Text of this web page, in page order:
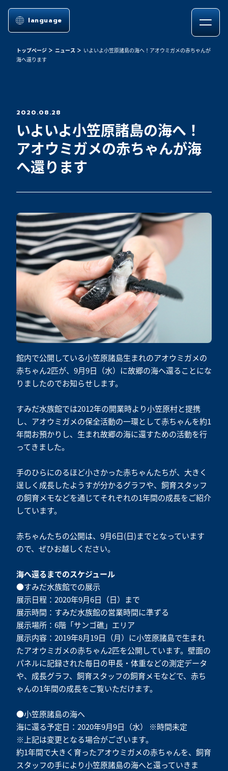
language
トップページ ニュース
いよいよ小笠原諸島の海へ！アオウミガメの赤ちゃんが
海へ還ります
2020.08.28
いよいよ小笠原諸島の海へ！
アオウミガメの赤ちゃんが海
へ還ります
館内で公開している小笠原諸島生まれのアオウミガメの
赤ちゃん2匹が、9月9日（水）に故郷の海へ還ることにな
りましたのでお知らせします。
すみだ水族館では2012年の開業時より小笠原村と提携
し、アオウミガメの保全活動の一環として赤ちゃんを約1
年間お預かりし、生まれ故郷の海に還すための活動を行
ってきました。
手のひらにのるほど小さかった赤ちゃんたちが、大きく
逞しく成長したようすが分かるグラフや、飼育スタッフ
の飼育メモなどを通じてそれぞれの1年間の成長をご紹介
しています。
赤ちゃんたちの公開は、9月6日(日)までとなっています
ので、ぜひお越しください。
海へ還るまでのスケジュール
●すみだ水族館での展示
展示日程：2020年9月6日（日）まで
展示時間：すみだ水族館の営業時間に準ずる
展示場所：6階「サンゴ礁」エリア
展示内容：2019年8月19日（月）に小笠原諸島で生まれ
たアオウミガメの赤ちゃん2匹を公開しています。壁面の
パネルに記録された毎日の甲長・体重などの測定データ
や、成長グラフ、飼育スタッフの飼育メモなどで、赤ち
ゃんの1年間の成長をご覧いただけます。
●小笠原諸島の海へ
海に還る予定日：2020年9月9日（水） ※時間未定
※上記は変更となる場合がございます。
約1年間で大きく育ったアオウミガメの赤ちゃんを、飼育
スタッフの手により小笠原諸島の海へと還っていきま